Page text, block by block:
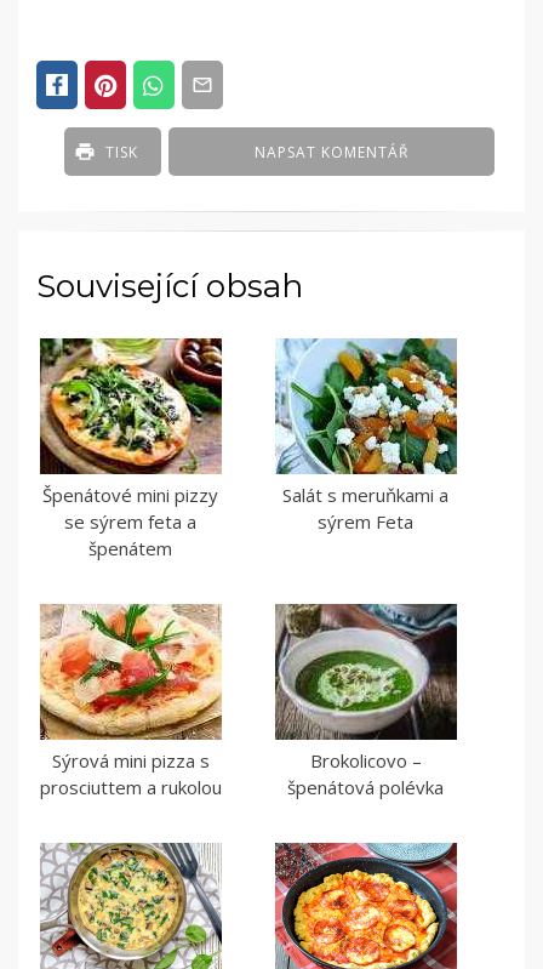
NAPSAT KOMENTÁŘ
TISK
Související obsah
Špenátové mini pizzy
se sýrem feta a
špenátem
Salát s meruňkami a
sýrem Feta
Sýrová mini pizza s
prosciuttem a rukolou
Brokolicovo –
špenátová polévka